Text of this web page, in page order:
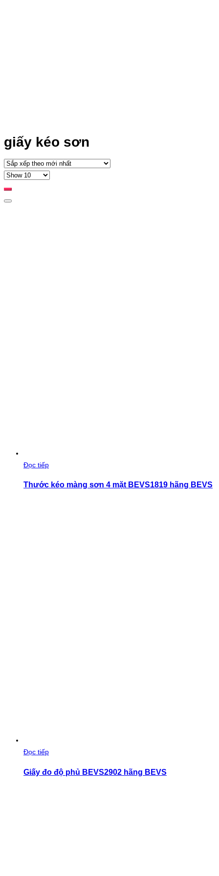
giấy kéo sơn
Đọc tiếp
Thước kéo màng sơn 4 mặt BEVS1819 hãng BEVS
Đọc tiếp
Giấy đo độ phủ BEVS2902 hãng BEVS